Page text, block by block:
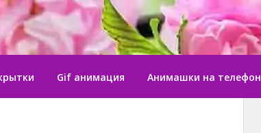
Gif анимация Анимашки на телефон